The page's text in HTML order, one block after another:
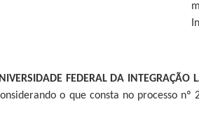
FEDERAL DA
o que consta no processo